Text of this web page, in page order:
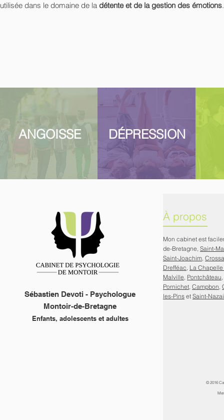
utilisée dans le domaine de la détente et de la gestion des émotions.
ANGOISSE DÉPRESSION
Sébastien Devoti - Psychologue
Montoir-de-Bretagne
Enfants, adolescents et adultes
À propos
Mon cabinet est
de-Bretagne, Saint-
Saint-Joachim,
Drefféac, La
Malville, Pontchâteau,
Pornichet, Campbon,
les-Pins et Saint-
© 2016